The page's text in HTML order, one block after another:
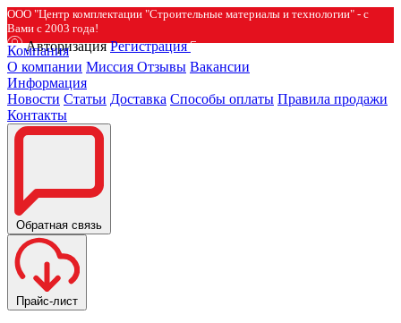
ООО "Центр комплектации "Строительные материалы и технологии" - с
Вами с 2003 года!
Авторизация Регистрация
Компания
О компании Миссия Отзывы Вакансии
Информация
Новости Статьи Доставка Способы оплаты Правила продажи
Контакты
Обратная связь
Прайс-лист